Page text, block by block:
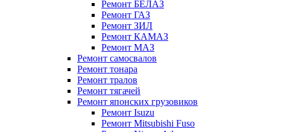
Ремонт БЕЛАЗ
Ремонт ГАЗ
Ремонт ЗИЛ
Ремонт КАМАЗ
Ремонт МАЗ
Ремонт самосвалов
Ремонт тонара
Ремонт тралов
Ремонт тягачей
Ремонт японских грузовиков
Ремонт Isuzu
Ремонт Mitsubishi Fuso